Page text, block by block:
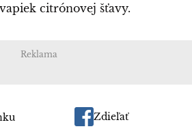
citrónovej šťavy.
Reklama
Zdieľať